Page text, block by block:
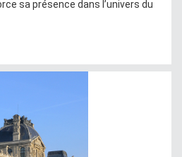
sa présence dans l’univers du